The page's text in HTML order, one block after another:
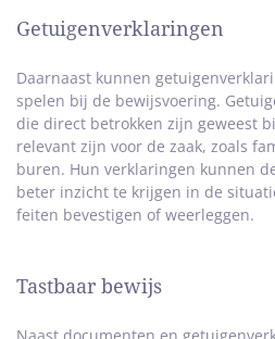
Getuigenverklaringen
Daarnaast kunnen
spelen bij de bewijsvoering.
die direct betrokken zijn geweest
relevant zijn voor de zaak, zoals
buren. Hun verklaringen kunnen
beter inzicht te krijgen in de
feiten bevestigen of weerleggen.
Tastbaar bewijs